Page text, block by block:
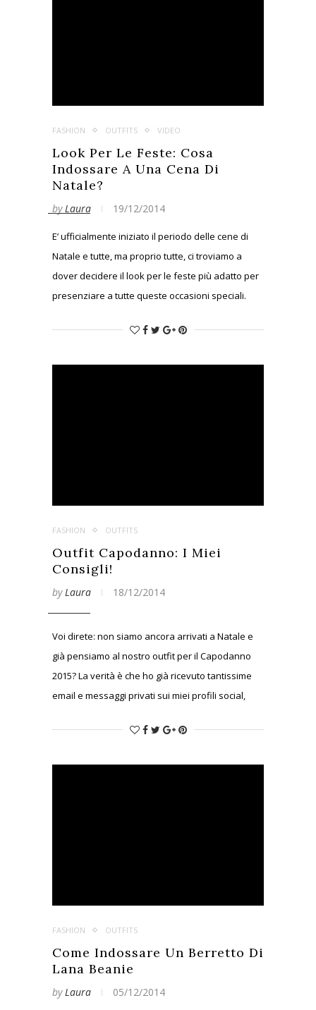
FASHION OUTFITS VIDEO
Look Per Le Feste: Cosa
Indossare A Una Cena Di
Natale?
byLaura 19/12/2014
E’ ufficialmente iniziato il periodo delle cene di
Natale e tutte, ma proprio tutte, ci troviamo a
dover decidere il look per le feste più adatto per
presenziare a tutte queste occasioni speciali.
dall’ufficio stanche e trafelate e avremo
FASHION OUTFITS
Outfit Capodanno: I Miei
Consigli!
byLaura 18/12/2014
Voi direte: non siamo ancora arrivati a Natale e
già pensiamo al nostro outfit per il Capodanno
2015? La verità è che ho già ricevuto tantissime
email e messaggi privati sui miei profili social,
l’ultima notte dell’anno. Per questo motivo ho
FASHION OUTFITS
Come Indossare Un Berretto Di
Lana Beanie
byLaura 05/12/2014